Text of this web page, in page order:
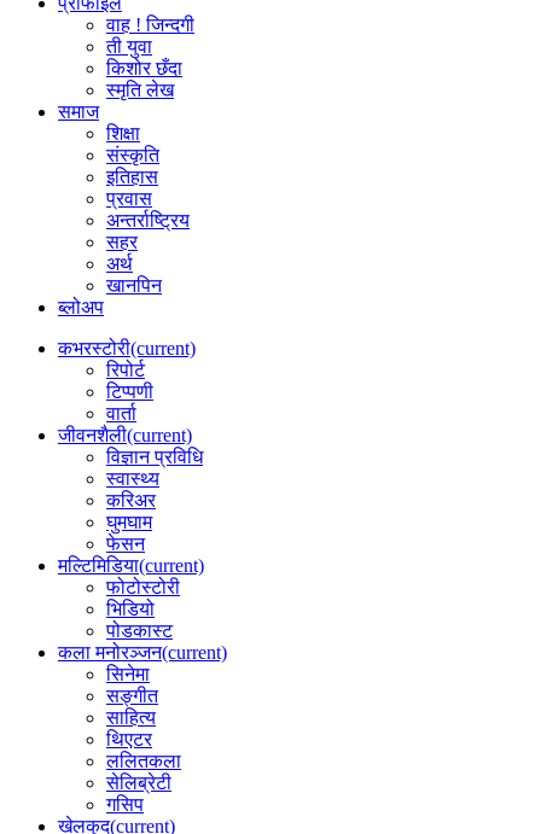
वाह ! जिन्दगी
ती युवा
किशोर छँदा
स्मृति लेख
समाज
शिक्षा
संस्कृति
इतिहास
प्रवास
अन्तर्राष्ट्रिय
सहर
अर्थ
खानपिन
ब्लोअप
कभरस्टोरी(current)
रिपोर्ट
टिप्पणी
वार्ता
जीवनशैली(current)
विज्ञान प्रविधि
स्वास्थ्य
करिअर
घुमघाम
फेसन
मल्टिमिडिया(current)
फोटोस्टोरी
भिडियो
पोडकास्ट
कला मनोरञ्जन(current)
सिनेमा
सङ्गीत
साहित्य
थिएटर
ललितकला
सेलिब्रेटी
गसिप
खेलकुद(current)